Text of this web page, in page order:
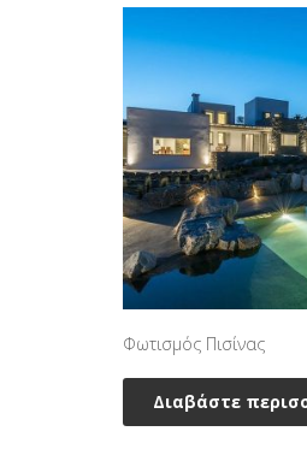
Φωτισμός Πισίνας
Διαβάστε